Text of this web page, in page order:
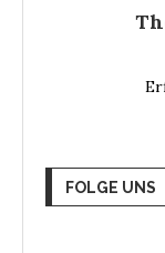
FOLGE UNS